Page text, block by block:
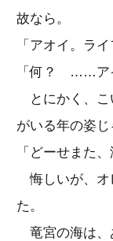
故なら。
「アオイ。ラ
「何？ ……ア
とにかく、こ
がいる年の姿じ
「どーせまた
悔しいが、オ
た。
竜宮の海は、